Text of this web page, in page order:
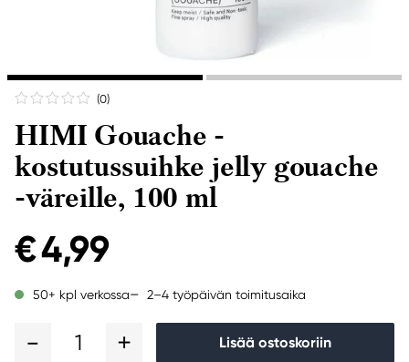
(0)
HIMI Gouache -
kostutussuihke jelly gouache
-väreille, 100 ml
€ 4,99
50+ kpl verkossa 2–4 työpäivän toimitusaika
1 Lisää ostoskoriin